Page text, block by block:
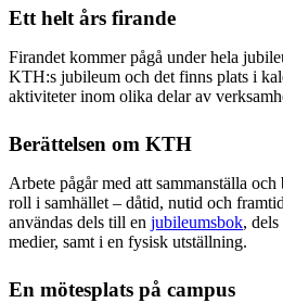
Ett helt års firande
Firandet kommer pågå under hela
KTH:s jubileum och det finns plats i
aktiviteter inom olika delar av
Berättelsen om KTH
Arbete pågår med att sammanställa
roll i samhället – dåtid, nutid och
användas dels till en jubileumsbok,
medier, samt i en fysisk utställning.
En mötesplats på campus